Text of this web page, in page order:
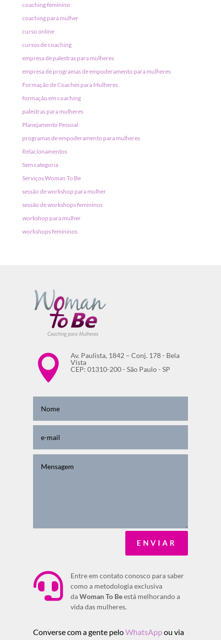
coaching feminino
coaching para mulher
curso online
cursos de coaching
empresa de palestras para mulheres
empresa de programas de empoderamento para mulheres
Formação de Coaches para Mulheres
formação em coaching
palestras para mulheres
Planejamento Pessoal
programas de empoderamento para mulheres
Relacionamentos
Sem categoria
Serviços Woman To Be
sessão de workshop para mulher
sessão de workshops femininos
workshop para mulher
workshops femininos

Av. Paulista, 1842 – Conj. 178 - Bela
Vista
CEP: 01310-200 - São Paulo - SP
ENVIAR

Entre em contato conosco para saber
como a metodologia exclusiva
daWoman To Beestá melhorando a
vida das mulheres.
Converse com a gente peloWhatsAppou via